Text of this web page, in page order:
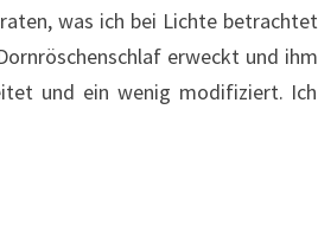
was ich bei Lichte betrachtet
erweckt und ihm
und ein wenig modifiziert. Ich